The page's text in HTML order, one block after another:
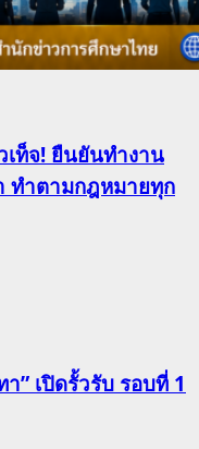
เท็จ! ยืนยันทำงาน
ทำตามกฎหมายทุก
” เปิดรั้วรับ รอบที่ 1